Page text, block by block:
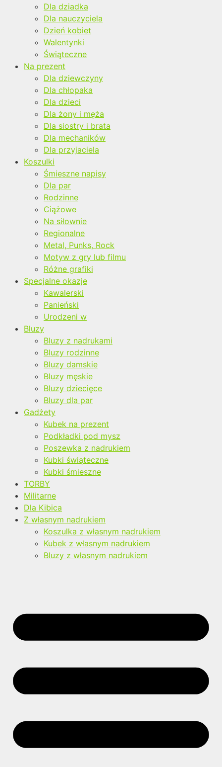
Dla dziadka
Dla nauczyciela
Dzień kobiet
Walentynki
Świąteczne
Na prezent
Dla dziewczyny
Dla chłopaka
Dla dzieci
Dla żony i męża
Dla siostry i brata
Dla mechaników
Dla przyjaciela
Koszulki
Śmieszne napisy
Dla par
Rodzinne
Ciążowe
Na siłownie
Regionalne
Metal, Punks, Rock
Motyw z gry lub filmu
Różne grafiki
Specjalne okazje
Kawalerski
Panieński
Urodzeni w
Bluzy
Bluzy z nadrukami
Bluzy rodzinne
Bluzy damskie
Bluzy męskie
Bluzy dziecięce
Bluzy dla par
Gadżety
Kubek na prezent
Podkładki pod mysz
Poszewka z nadrukiem
Kubki świąteczne
Kubki śmieszne
TORBY
Militarne
Dla Kibica
Z własnym nadrukiem
Koszulka z własnym nadrukiem
Kubek z własnym nadrukiem
Bluzy z własnym nadrukiem